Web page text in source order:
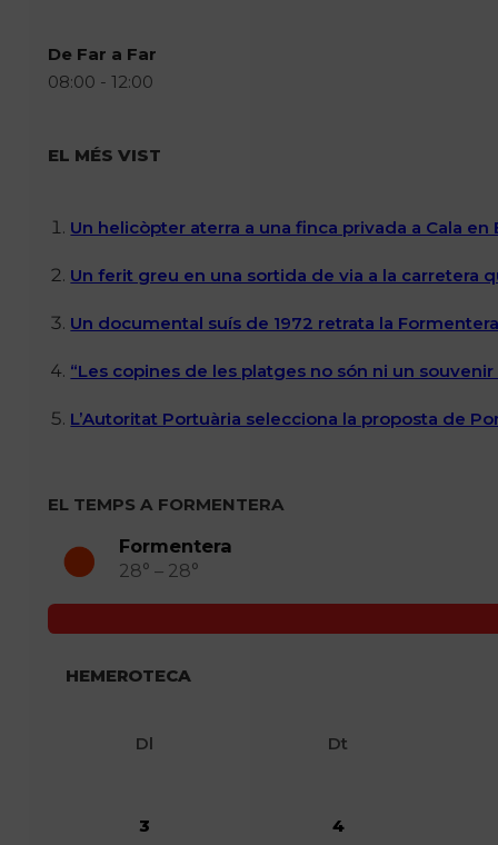
De Far a Far
08:00 - 12:00
EL MÉS VIST
Un helicòpter aterra a una finca privada a Cala
Un ferit greu en una sortida de via a la carretera
Un documental suís de 1972 retrata la
“Les copines de les platges no són ni un
L’Autoritat Portuària selecciona la proposta de
EL TEMPS A FORMENTERA
Formentera
28° – 28°
HEMEROTECA
Dl Dt
3
4